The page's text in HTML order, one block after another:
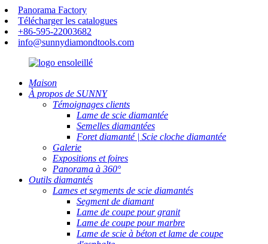
Panorama Factory
Télécharger les catalogues
+86-595-22003682
info@sunnydiamondtools.com
Maison
À propos de SUNNY
Témoignages clients
Lame de scie diamantée
Semelles diamantées
Foret diamanté | Scie cloche diamantée
Galerie
Expositions et foires
Panorama à 360°
Outils diamantés
Lames et segments de scie diamantés
Segment de diamant
Lame de coupe pour granit
Lame de coupe pour marbre
Lame de scie à béton et lame de coupe